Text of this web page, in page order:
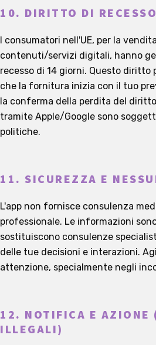
10. DIRITTO DI
I consumatori nell'UE, per la
contenuti/servizi digitali, hanno
recesso di 14 giorni. Questo diritto
che la fornitura inizia con il tuo
la conferma della perdita del
tramite Apple/Google sono
politiche.
11. SICUREZZA E
L'app non fornisce consulenza
professionale. Le informazioni
sostituiscono consulenze
delle tue decisioni e interazioni.
attenzione, specialmente negli
12. NOTIFICA E AZIONE
ILLEGALI)